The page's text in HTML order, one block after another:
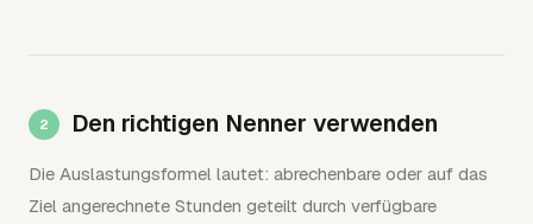
Den richtigen Nenner verwenden
Die Auslastungsformel lautet: abrechenbare oder auf das
Ziel angerechnete Stunden geteilt durch verfügbare